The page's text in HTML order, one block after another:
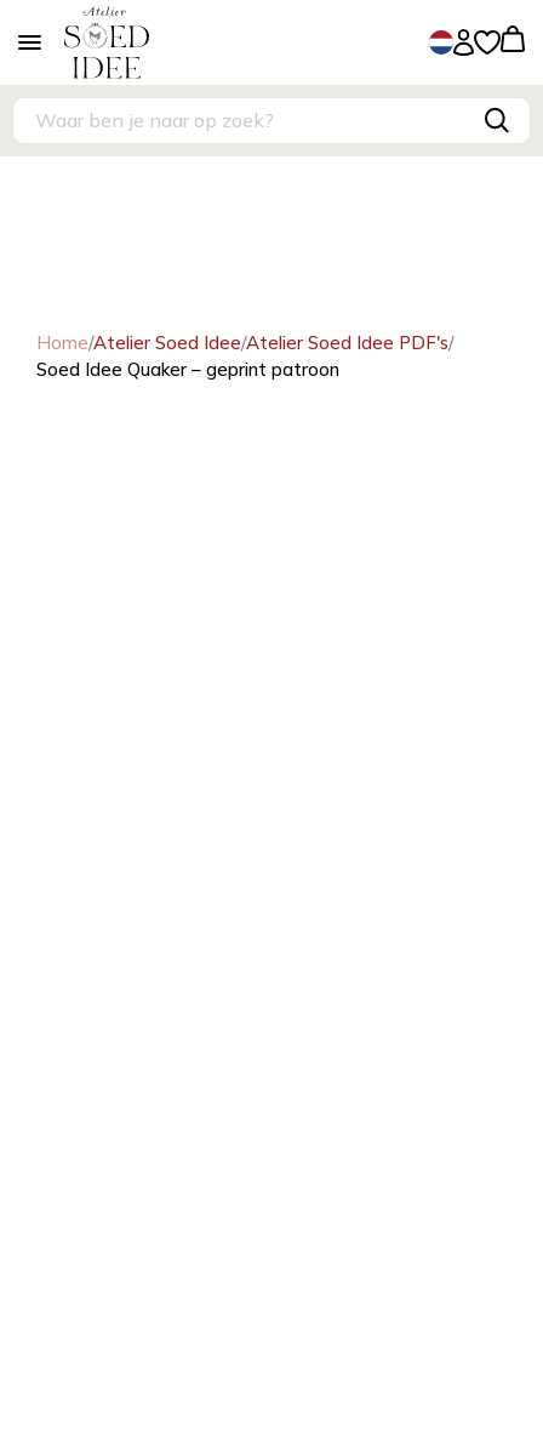
Home/Atelier Soed Idee/Atelier Soed Idee PDF's/
Soed Idee Quaker – geprint patroon